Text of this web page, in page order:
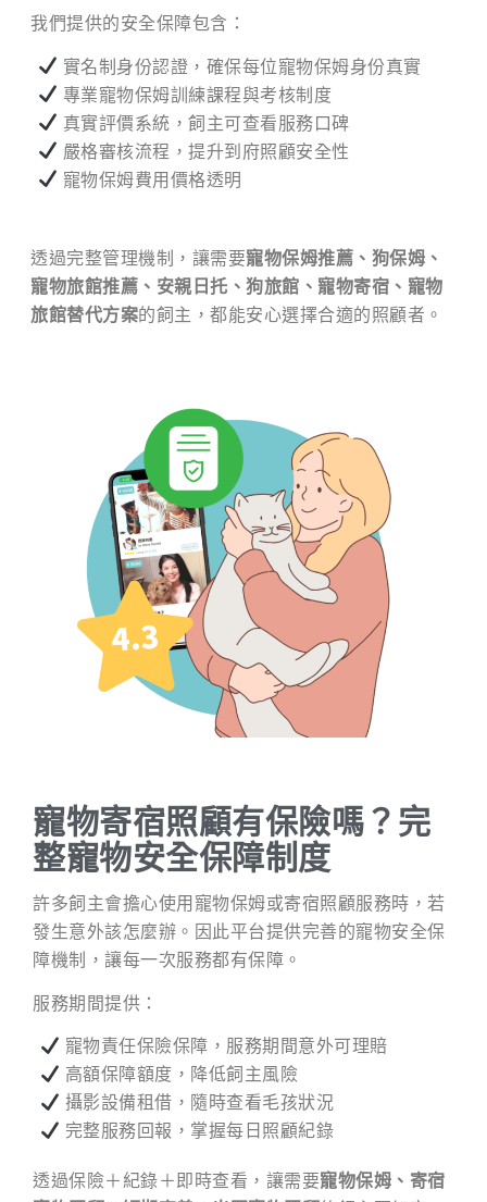
我們提供的安全保障包含：
實名制身份認證，確保每位寵物保姆身份真實
專業寵物保姆訓練課程與考核制度
真實評價系統，飼主可查看服務口碑
嚴格審核流程，提升到府照顧安全性
寵物保姆費用價格透明
透過完整管理機制，讓需要寵物保姆推薦、狗保姆、
寵物旅館推薦、安親日托、狗旅館、寵物寄宿、寵物
旅館替代方案的飼主，都能安心選擇合適的照顧者。
寵物寄宿照顧有保險嗎？完
整寵物安全保障制度
許多飼主會擔心使用寵物保姆或寄宿照顧服務時，若
發生意外該怎麼辦。因此平台提供完善的寵物安全保
障機制，讓每一次服務都有保障。
服務期間提供：
寵物責任保險保障，服務期間意外可理賠
高額保障額度，降低飼主風險
攝影設備租借，隨時查看毛孩狀況
完整服務回報，掌握每日照顧紀錄
透過保險＋紀錄＋即時查看，讓需要寵物保姆、寄宿